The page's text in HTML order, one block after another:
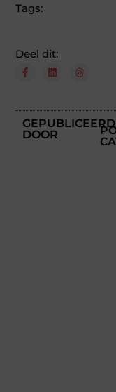
Tags:
Deel dit:
GEPUBLICEERD
DOOR